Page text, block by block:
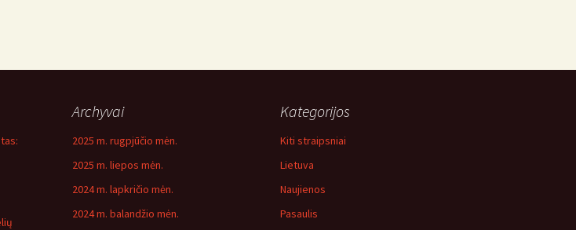
Archyvai
2025 m. rugpjūčio mėn.
2025 m. liepos mėn.
2024 m. lapkričio mėn.
2024 m. balandžio mėn.
Kategorijos
Kiti straipsniai
Lietuva
Naujienos
Pasaulis